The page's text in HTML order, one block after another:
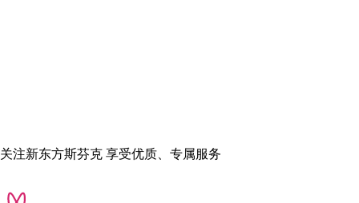
核心方向：本课程培养你将服务设计应用于真实社会与商业挑
关注新东方斯芬克 享受优质、专属服务